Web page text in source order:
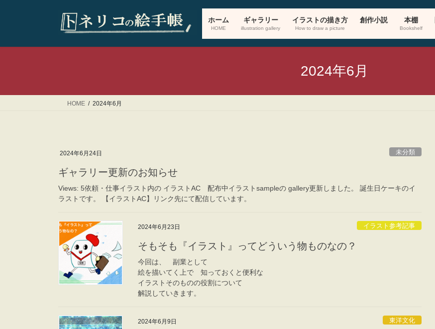
ホーム
HOME
ギャラリー
illustration gallery
イラストの描き方
How to draw a picture
創作小説 本棚
Bookshelf
2024年6月
HOME 2024年6月
2024年6月24日 未分類
ギャラリー更新のお知らせ
Views: 5依頼・仕事イラスト内の イラストAC 配布中イラストsampleの gallery更新しました。 誕生日ケーキのイ
ラストです。 【イラストAC】リンク先にて配信しています。
2024年6月23日 イラスト参考記事
そもそも『イラスト』ってどういう物ものなの？
今回は、 副業として
絵を描いてく上で 知っておくと便利な
イラストそのものの役割について
解説していきます。
2024年6月9日 東洋文化